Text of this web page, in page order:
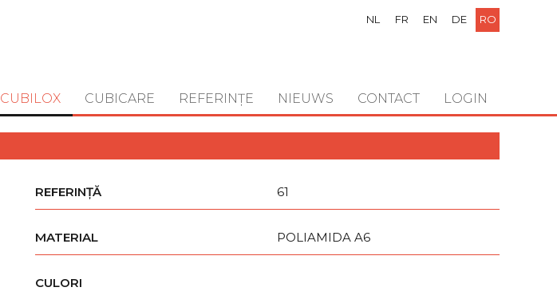
NL FR EN DE RO
CUBILOX CUBICARE REFERINȚE NIEUWS CONTACT LOGIN
REFERINȚĂ 61
MATERIAL POLIAMIDA A6
CULORI